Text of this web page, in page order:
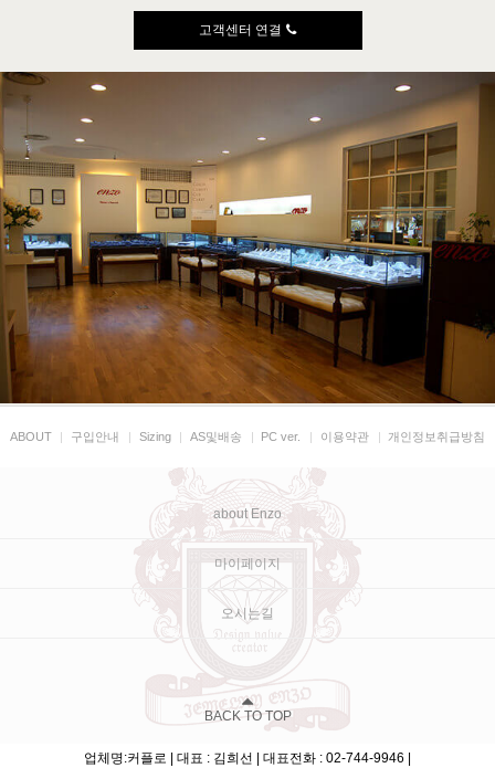
고객센터 연결
ABOUT | 구입안내 | Sizing | AS및배송 | PC ver. | 이용약관 | 개인정보취급방침
about Enzo
마이페이지
오시는길
BACK TO TOP
업체명:커플로 | 대표 : 김희선 | 대표전화 : 02-744-9946 |